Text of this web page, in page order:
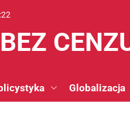
:23
Globalizacja